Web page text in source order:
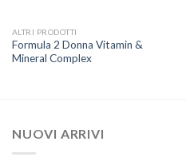
ALTRI PRODOTTI
Formula 2 Donna Vitamin &
Mineral Complex
NUOVI ARRIVI